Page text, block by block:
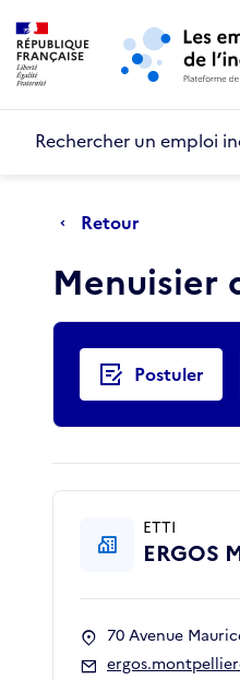
Aller au menu principal
Rechercher un emploi
Retour
Menuisier
Actions
Postuler
ETTI
ERGOS
70 Avenue